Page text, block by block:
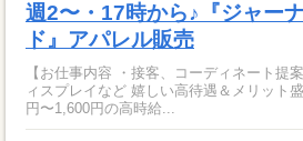
週2〜・17時から♪『ジャー
ド』アパレル販売
【お仕事内容 ・接客、コーディネート提
ィスプレイなど 嬉しい高待遇＆メリット
円〜1,600円の高時給...